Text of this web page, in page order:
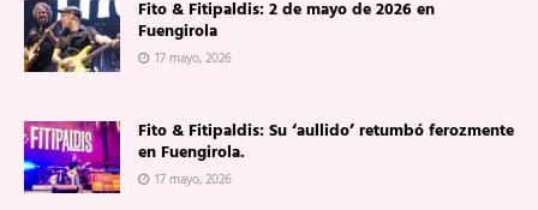
Fito & Fitipaldis: 2 de mayo de 2026 en
Fuengirola
17 mayo, 2026
Fito & Fitipaldis: Su ‘aullido’ retumbó ferozmente
en Fuengirola.
17 mayo, 2026